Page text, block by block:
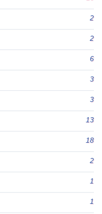
2
2
6
3
3
13
18
2
1
1